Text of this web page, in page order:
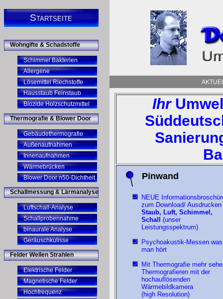
Startseite
Wohngifte & Schadstoffe
Schimmel Bakterien
Allergene
Lösemittel Riechstoffe
Hausstaub Feinstaub
Biozide Holzschutzmittel
Thermografie & Blower Door
Gebäudethermografie
Außenaufnahmen
Innenaufnahmen
Wärmebrücken
Blower Door n50-Dichtheit
Schallmessung & Lärmanalyse
Luftschall-Analyse
Schallprobennahme
binaurale Analyse
Geräuschkulisse
Felder Wellen Strahlen
Elektrische Felder
Magnetische Felder
Hochfrequenz
Ihr
Pinwand
NEUE
zum Download/ Ausdrucken
Staub, Luft, Schimmel,
Schall
(unser
Leistungsspektrum)
Psychoakustik-Messen was
man hört
Mit Thermografie mehr
Thermografieren mit der
hochauflösenden
Wärmebildkamera
(high Resolution)